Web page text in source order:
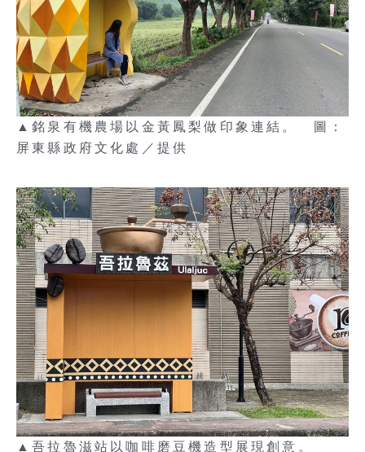
▲銘泉有機農場以金黃鳳梨做印象連結。 圖：
屏東縣政府文化處／提供
▲吾拉魯滋站以咖啡磨豆機造型展現創意。